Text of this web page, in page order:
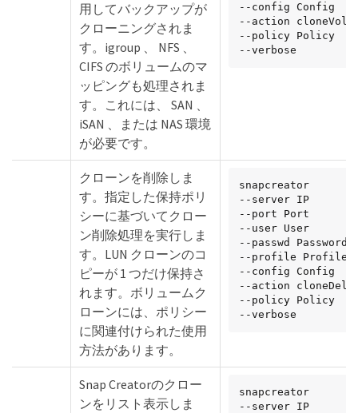
用してバックアップが
クローニングされま
す。igroup 、 NFS 、
CIFS のボリュームのマ
ッピングも処理されま
す。これには、 SAN 、
iSAN 、または NAS 環境
が必要です。
--config Config
--action cloneVol
--policy Policy
--verbose
クローンを削除しま
す。指定した保持ポリ
シーに基づいてクロー
ン削除処理を実行しま
す。LUN クローンのコ
ピーが 1 つだけ保持さ
れます。ボリュームク
ローンには、ポリシー
に関連付けられた使用
方法があります。
snapcreator
--server IP
--port Port
--user User
--passwd Password
--profile Profile
--config Config
--action cloneDel
--policy Policy
--verbose
Snap Creatorのクロー
ンをリスト表示しま
snapcreator
--server IP